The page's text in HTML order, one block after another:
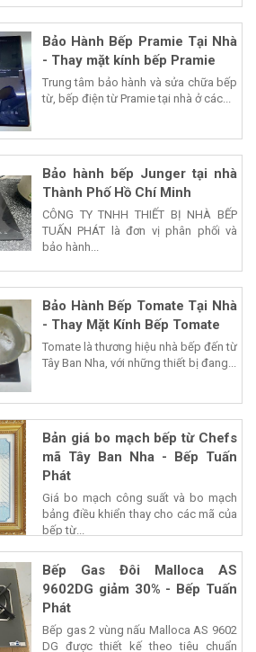
Bảo Hành Bếp Pramie Tại Nhà
- Thay mặt kính bếp Pramie
Trung tâm bảo hành và sửa chữa bếp
từ, bếp điện từ Pramie tại nhà ở các...
Bảo hành bếp Junger tại nhà
Thành Phố Hồ Chí Minh
CÔNG TY TNHH THIẾT BỊ NHÀ BẾP
TUẤN PHÁT là đơn vị phân phối và
bảo hành...
Bảo Hành Bếp Tomate Tại Nhà
- Thay Mặt Kính Bếp Tomate
Tomate là thương hiệu nhà bếp đến từ
Tây Ban Nha, với những thiết bị đang...
Bản giá bo mạch bếp từ Chefs
mã Tây Ban Nha - Bếp Tuấn
Phát
Giá bo mạch công suất và bo mạch
bảng điều khiển thay cho các mã của
bếp từ...
Bếp Gas Đôi Malloca AS
9602DG giảm 30% - Bếp Tuấn
Phát
Bếp gas 2 vùng nấu Malloca AS 9602
DG được thiết kế theo tiêu chuẩn